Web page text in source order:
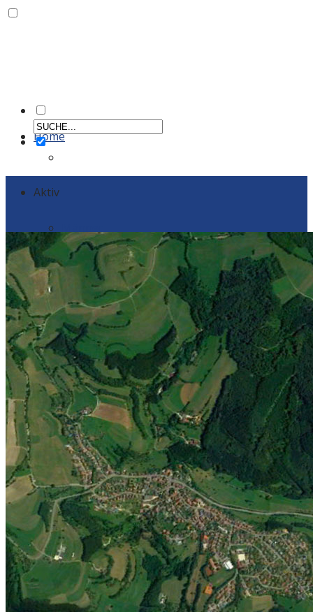
Home
Aktiv
Einzelportraits Männer 1
Frauen
Einzelportraits Frauen1
Schiedsrichter
Vereinskollektion
Jugend
Männlich
Weiblich
Minis
Vereinskollektion
Vereine
Förderverein
Handball Förderverein
Ausschuss
Kontakt
Beitrittsformular